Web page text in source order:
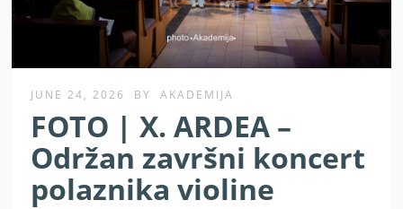
JUNE 24, 2026 BY AKADEMIJA
FOTO | X. ARDEA –
Održan završni koncert
polaznika violine